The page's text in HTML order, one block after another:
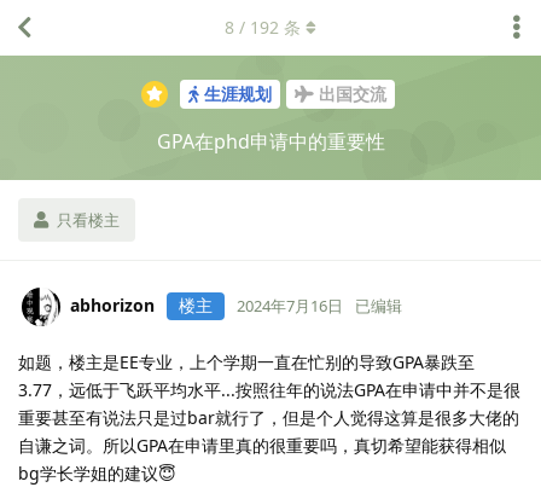
生涯规划 出国交流
GPA在phd申请中的重要性
只看楼主
8 / 192 条
abhorizon 楼主 2024年7月16日 已编辑
如题，楼主是EE专业，上个学期一直在忙别的导致GPA暴跌至
3.77，远低于飞跃平均水平...按照往年的说法GPA在申请中并不是很
重要甚至有说法只是过bar就行了，但是个人觉得这算是很多大佬的
自谦之词。所以GPA在申请里真的很重要吗，真切希望能获得相似
bg学长学姐的建议😇